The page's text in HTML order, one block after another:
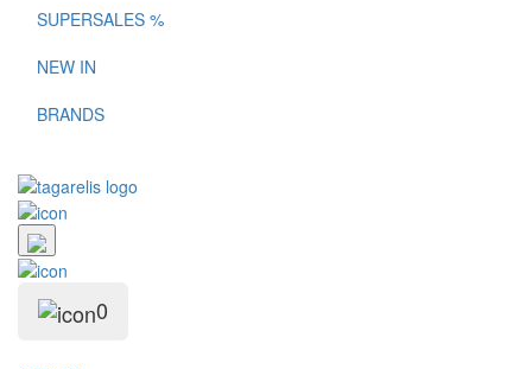
SUPERSALES %
NEW IN
BRANDS
0